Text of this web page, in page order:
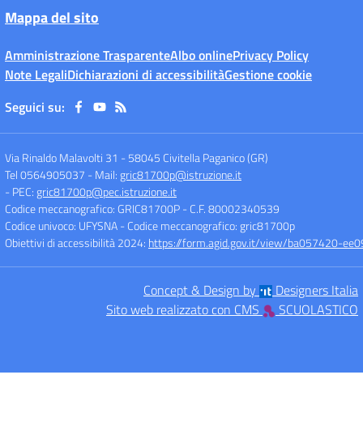
Mappa del sito
Amministrazione TrasparenteAlbo onlinePrivacy Policy
Note LegaliDichiarazioni di accessibilitàGestione cookie
Seguici su:
Via Rinaldo Malavolti 31 - 58045 Civitella Paganico (GR)
Tel 0564905037 - Mail:gric81700p@istruzione.it
- PEC:gric81700p@pec.istruzione.it
Codice meccanografico: GRIC81700P- C.F. 80002340539
Codice univoco: UFYSNA- Codice meccanografico: gric81700p
Obiettivi di accessibilità 2024: https://form.agid.gov.it/view/ba057420-
Concept & Design by
Designers Italia
Sito web realizzato con CMS
SCUOLASTICO